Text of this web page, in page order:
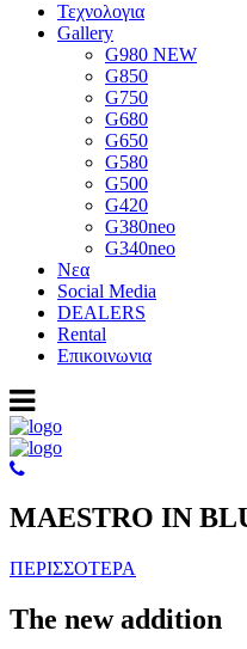
Τεχνολογια
Gallery
G980 NEW
G850
G750
G680
G650
G580
G500
G420
G380neo
G340neo
Νεα
Social Media
DEALERS
Rental
Επικοινωνια
MAESTRO IN
ΠΕΡΙΣΣΟΤΕΡΑ
The new addition